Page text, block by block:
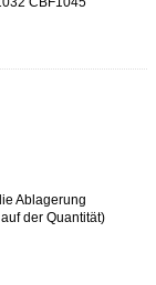
Ablagerung
der Quantität)